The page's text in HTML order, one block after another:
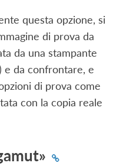
questa opzione, si
di prova da
da una stampante
da confrontare, e
di prova come
con la copia reale